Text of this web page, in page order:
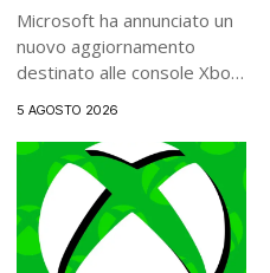
Microsoft ha annunciato un
nuovo aggiornamento
destinato alle console Xbox.
5 AGOSTO 2026